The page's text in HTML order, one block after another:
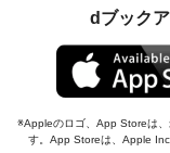
dブック
Appleのロゴ、App Storeは
す。App Storeは、Apple